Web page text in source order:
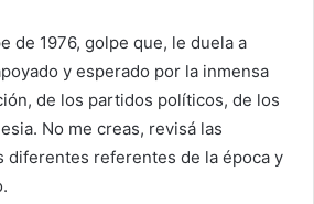
de 1976, golpe que, le duela a
y esperado por la inmensa
de los partidos políticos, de los
No me creas, revisá las
diferentes referentes de la época y